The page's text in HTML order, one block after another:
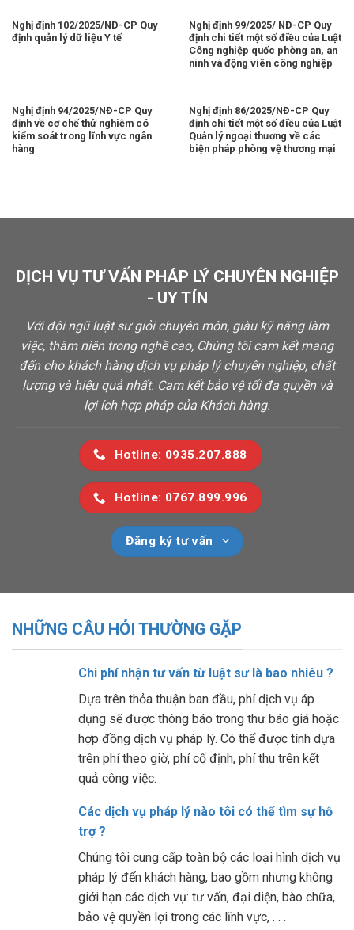
Nghị định 102/2025/NĐ-CP Quy
định quản lý dữ liệu Y tế
Nghị định 99/2025/ NĐ-CP Quy
định chi tiết một số điều của Luật
Công nghiệp quốc phòng an, an
ninh và động viên công nghiệp
Nghị định 94/2025/NĐ-CP Quy
định về cơ chế thử nghiệm có
kiểm soát trong lĩnh vực ngân
hàng
Nghị định 86/2025/NĐ-CP Quy
định chi tiết một số điều của Luật
Quản lý ngoại thương về các
biện pháp phòng vệ thương mại
DỊCH VỤ TƯ VẤN PHÁP LÝ CHUYÊN NGHIỆP
- UY TÍN
Với đội ngũ luật sư giỏi chuyên môn, giàu kỹ năng làm
việc, thâm niên trong nghề cao, Chúng tôi cam kết mang
đến cho khách hàng dịch vụ pháp lý chuyên nghiệp, chất
lượng và hiệu quả nhất. Cam kết bảo vệ tối đa quyền và
lợi ích hợp pháp của Khách hàng.
Hotline: 0935.207.888
Hotline: 0767.899.996
Đăng ký tư vấn
NHỮNG CÂU HỎI THƯỜNG GẶP
Chi phí nhận tư vấn từ luật sư là bao nhiêu ?
Dựa trên thỏa thuận ban đầu, phí dịch vụ áp
dụng sẽ được thông báo trong thư báo giá hoặc
hợp đồng dịch vụ pháp lý. Có thể được tính dựa
trên phí theo giờ, phí cố định, phí thu trên kết
quả công việc.
Các dịch vụ pháp lý nào tôi có thể tìm sự hỗ
trợ ?
Chúng tôi cung cấp toàn bộ các loại hình dịch vụ
pháp lý đến khách hàng, bao gồm nhưng không
giới hạn các dịch vụ: tư vấn, đại diện, bào chữa,
bảo vệ quyền lợi trong các lĩnh vực, . . .